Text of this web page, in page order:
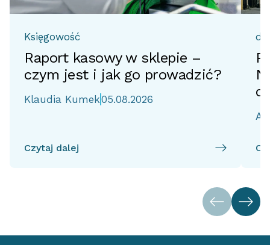
Księgowość
Raport kasowy w sklepie –
czym jest i jak go prowadzić?
Klaudia Kumek05.08.2026
Czytaj dalej